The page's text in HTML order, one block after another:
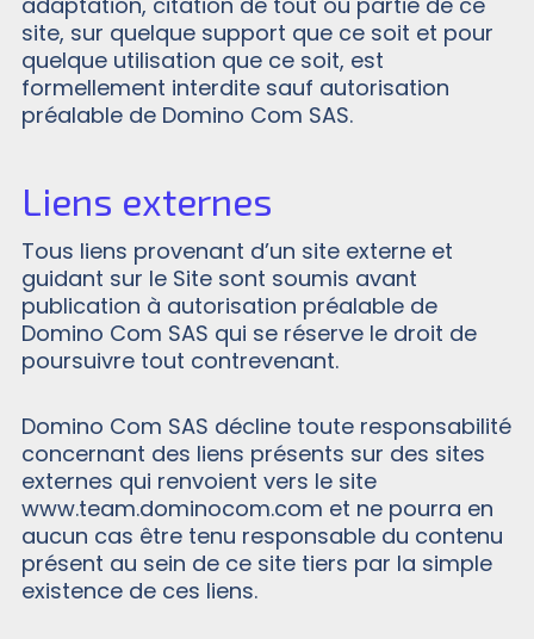
site, sur quelque support que ce soit et pour
quelque utilisation que ce soit, est
formellement interdite sauf autorisation
préalable de Domino Com SAS.
Liens externes
Tous liens provenant d’un site externe et
guidant sur le Site sont soumis avant
publication à autorisation préalable de
Domino Com SAS qui se réserve le droit de
poursuivre tout contrevenant.
Domino Com SAS décline toute responsabilité
concernant des liens présents sur des sites
externes qui renvoient vers le site
www.team.dominocom.com et ne pourra en
aucun cas être tenu responsable du contenu
présent au sein de ce site tiers par la simple
existence de ces liens.